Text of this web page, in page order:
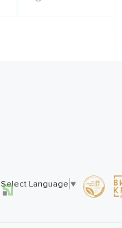
Select Language ▼